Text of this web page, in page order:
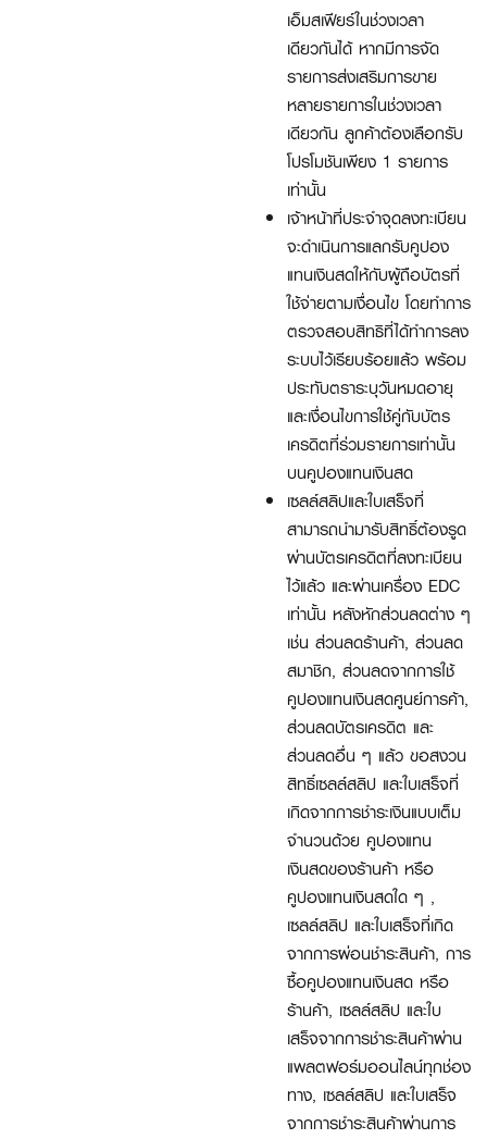
เอ็มสเฟียร์ในช่วงเวลา
เดียวกันได้ หากมีการจัด
รายการส่งเสริมการขาย
หลายรายการในช่วงเวลา
เดียวกัน ลูกค้าต้องเลือกรับ
โปรโมชันเพียง 1 รายการ
เท่านั้น
เจ้าหน้าที่ประจำจุดลงทะเบียน
จะดำเนินการแลกรับคูปอง
แทนเงินสดให้กับผู้ถือบัตรที่
ใช้จ่ายตามเงื่อนไข โดยทำการ
ตรวจสอบสิทธิที่ได้ทำการลง
ระบบไว้เรียบร้อยแล้ว พร้อม
ประทับตราระบุวันหมดอายุ
และเงื่อนไขการใช้คู่กับบัตร
เครดิตที่ร่วมรายการเท่านั้น
บนคูปองแทนเงินสด
เซลล์สลิปและใบเสร็จที่
สามารถนำมารับสิทธิ์ต้องรูด
ผ่านบัตรเครดิตที่ลงทะเบียน
ไว้แล้ว และผ่านเครื่อง EDC
เท่านั้น หลังหักส่วนลดต่าง ๆ
เช่น ส่วนลดร้านค้า, ส่วนลด
สมาชิก, ส่วนลดจากการใช้
คูปองแทนเงินสดศูนย์การค้า,
ส่วนลดบัตรเครดิต และ
ส่วนลดอื่น ๆ แล้ว ขอสงวน
สิทธิ์เซลล์สลิป และใบเสร็จที่
เกิดจากการชำระเงินแบบเต็ม
จำนวนด้วย คูปองแทน
เงินสดของร้านค้า หรือ
คูปองแทนเงินสดใด ๆ ,
เซลล์สลิป และใบเสร็จที่เกิด
จากการผ่อนชำระสินค้า, การ
ซื้อคูปองแทนเงินสด หรือ
ร้านค้า, เซลล์สลิป และใบ
เสร็จจากการชำระสินค้าผ่าน
แพลตฟอร์มออนไลน์ทุกช่อง
ทาง, เซลล์สลิป และใบเสร็จ
จากการชำระสินค้าผ่านการ